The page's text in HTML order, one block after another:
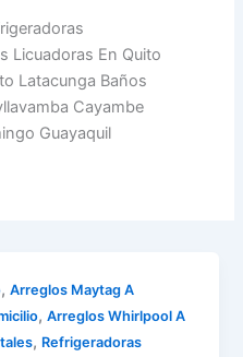
Licuadoras En Quito
Latacunga Baños
Cayambe
Guayaquil
,Arreglos Maytag A
,Arreglos Whirlpool A
, Refrigeradoras